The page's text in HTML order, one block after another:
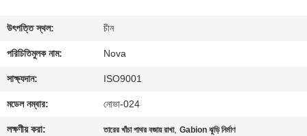
কারখানা
পরিদর্শন
গুণমান
নিয়ন্ত্রণ
উৎপত্তি স্থল: চীন
পরিচিতিমুলক নাম: Nova
সাক্ষ্যদান: ISO9001
মডেল নম্বার: নোভা-024
লক্ষণীয় করা: তারের খাঁচা পাথর বজায় রাখা,Gabion ঝুড়ি নির্মাণ